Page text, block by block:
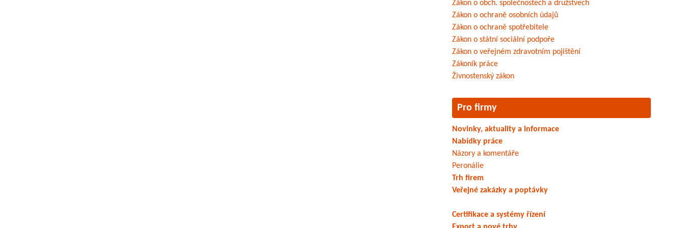
Zákon o obch. společnostech a družstvech
Zákon o ochraně osobních údajů
Zákon o ochraně spotřebitele
Zákon o státní sociální podpoře
Zákon o veřejném zdravotním pojištění
Zákoník práce
Živnostenský zákon
Pro firmy
Novinky, aktuality a informace
Nabídky práce
Názory a komentáře
Peronálie
Trh firem
Veřejné zakázky a poptávky
Certifikace a systémy řízení